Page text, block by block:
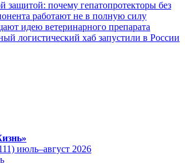
защитой: почему гепатопротекторы без
работают не в полную силу
идею ветеринарного препарата
логистический хаб запустили в России
июль–август 2026